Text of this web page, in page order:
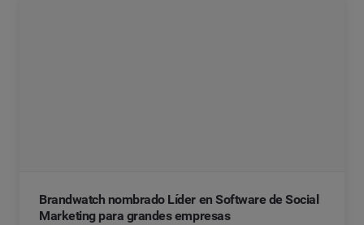
Brandwatch nombrado Líder en Software de Social
Marketing para grandes empresas